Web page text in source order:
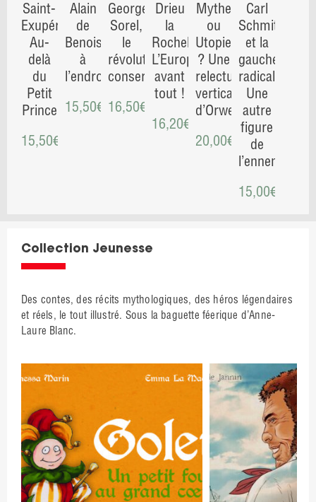
Saint-
Exupéry.
Au-
delà
du
Petit
Prince
15,50€
Alain
de
Benoist
à
l’endroit
15,50€
Georges
Sorel,
le
révolutionnaire
conservateur
16,50€
Drieu
la
Rochelle.
L’Europe
avant
tout !
16,20€
Mythe
ou
Utopie
? Une
relecture
verticale
d’Orwell
20,00€
Carl
Schmitt
et la
gauche
radicale.
Une
autre
figure
de
l’ennemi
15,00€
Collection Jeunesse
Des contes, des récits mythologiques, des héros légendaires
et réels, le tout illustré. Sous la baguette féerique d’Anne-
Laure Blanc.